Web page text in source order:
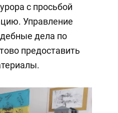
с просьбой
Управление
дела по
предоставить